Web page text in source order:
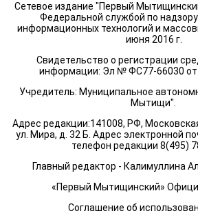
Сетевое издание "Первый
Федеральной службой по
информационных технологий и
июня 2016 г.
Свидетельство о регистрации
информации: Эл № ФС77-66030 от
Учредитель: Муниципальное
Мытищи".
Адрес редакции:141008, РФ,
ул. Мира, д. 32 Б. Адрес электронной
телефон редакции 8(495)
Главный редактор - Калимуллина
«Первый Мытищинский»
Соглашение об